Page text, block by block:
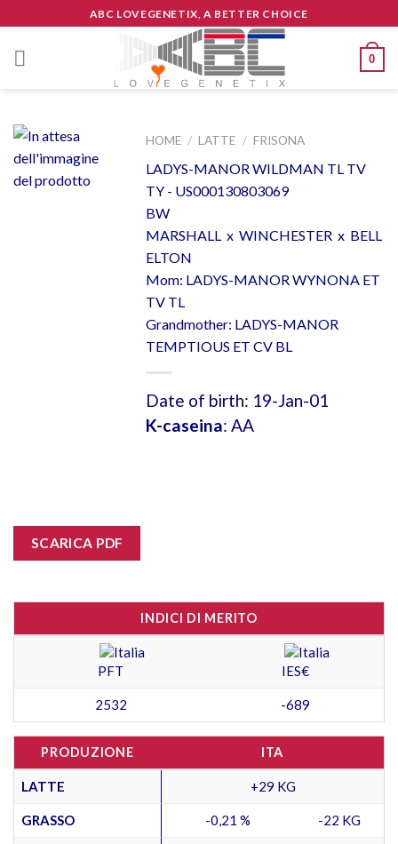
to
content
ABC LOVEGENETIX, A BETTER CHOICE
0
HOME / LATTE / FRISONA
LADYS-MANOR WILDMAN TL TV
TY - US000130803069
BW
MARSHALL x WINCHESTER x BELL
ELTON
Mom: LADYS-MANOR WYNONA ET
TV TL
Grandmother: LADYS-MANOR
TEMPTIOUS ET CV BL
Date of birth: 19-Jan-01
K-caseina: AA
SCARICA PDF
INDICI DI MERITO
PFT IES€
2532 -689
PRODUZIONE ITA
LATTE +29 KG
GRASSO -0,21 % -22 KG